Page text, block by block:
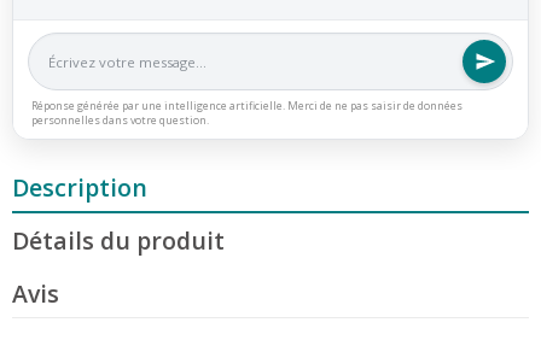
Réponse générée par une intelligence artificielle. Merci de ne pas saisir de données
personnelles dans votre question.
Description
Détails du produit
Avis